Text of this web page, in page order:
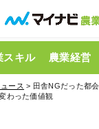
スキル 農業経営
ース > 田舎NGだった都
わった価値観